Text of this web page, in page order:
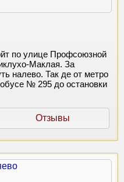
по улице Профсоюзной
Маклая. За
налево. Так де от метро
№ 295 до остановки
Отзывы